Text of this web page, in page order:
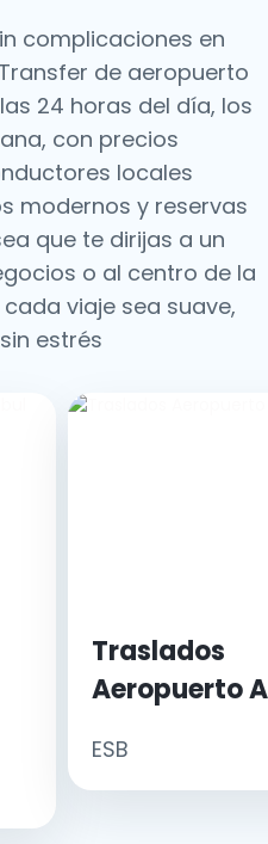
complicaciones en
de aeropuerto
24 horas del día, los
con precios
locales
modernos y reservas
que te dirijas a un
o al centro de la
viaje sea suave,
estrés
Traslados
Aeropuerto
ESB